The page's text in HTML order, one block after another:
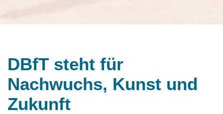
DBfT steht für
Nachwuchs, Kunst und
Zukunft